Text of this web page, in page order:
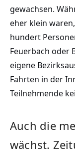
gewachsen.
eher klein
hundert
Feuerbach oder
eigene
Fahrten in der
Teilnehmende
Auch die
wächst.